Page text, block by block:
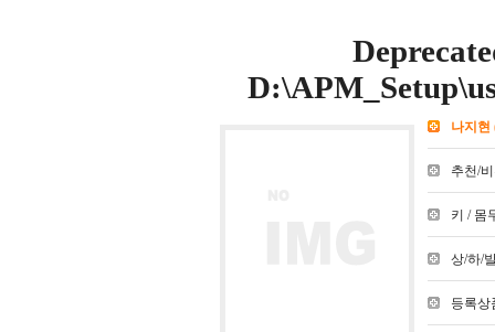
나지현
추천/
키 / 몸
상/하/
등록상